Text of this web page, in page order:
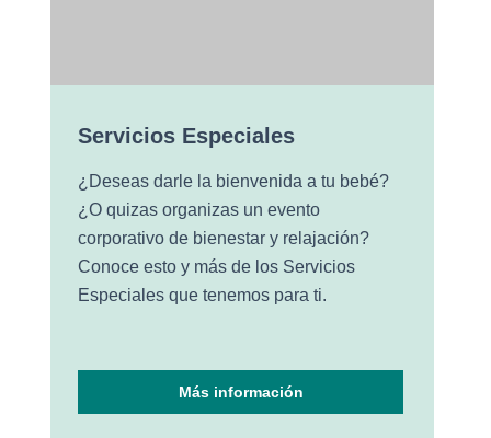
Servicios Especiales
¿Deseas darle la bienvenida a tu bebé?
¿O quizas organizas un evento
corporativo de bienestar y relajación?
Conoce esto y más de los Servicios
Especiales que tenemos para ti.
Más información